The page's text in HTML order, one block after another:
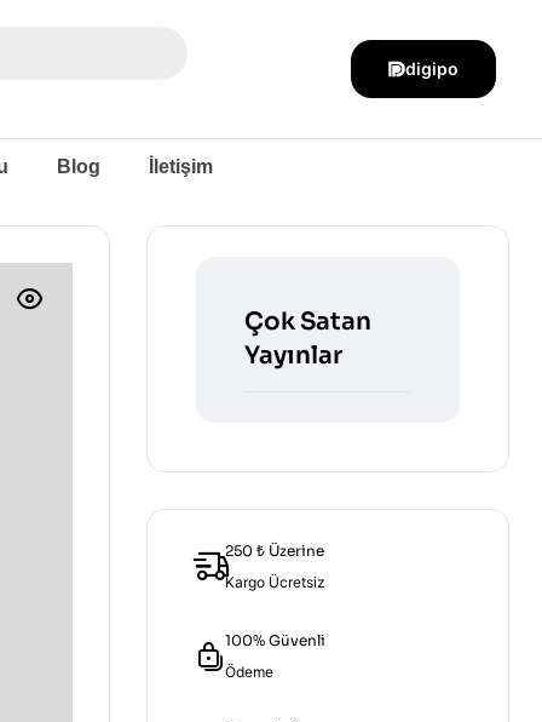
digipo
Blog İletişim
Çok Satan
Yayınlar
250 ₺ Üzerine
Kargo Ücretsiz
100% Güvenli
Ödeme